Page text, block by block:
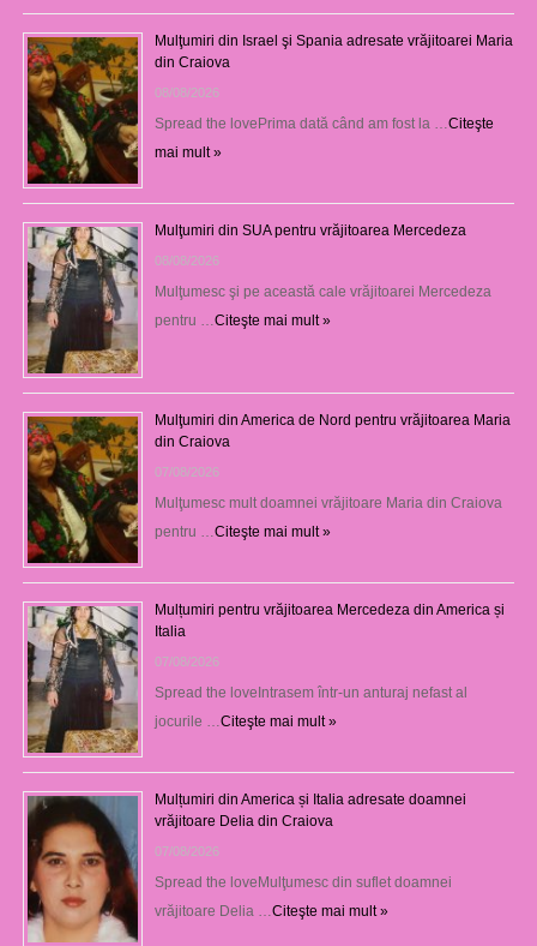
Mulţumiri din Israel şi Spania adresate vrăjitoarei Maria
din Craiova
08/08/2026
Spread the lovePrima dată când am fost la …Citeşte
mai mult »
Mulţumiri din SUA pentru vrăjitoarea Mercedeza
08/08/2026
Mulţumesc şi pe această cale vrăjitoarei Mercedeza
pentru …Citeşte mai mult »
Mulţumiri din America de Nord pentru vrăjitoarea Maria
din Craiova
07/08/2026
Mulţumesc mult doamnei vrăjitoare Maria din Craiova
pentru …Citeşte mai mult »
Mulțumiri pentru vrăjitoarea Mercedeza din America și
Italia
07/08/2026
Spread the loveIntrasem într-un anturaj nefast al
jocurile …Citeşte mai mult »
Mulțumiri din America și Italia adresate doamnei
vrăjitoare Delia din Craiova
07/08/2026
Spread the loveMulţumesc din suflet doamnei
vrăjitoare Delia …Citeşte mai mult »